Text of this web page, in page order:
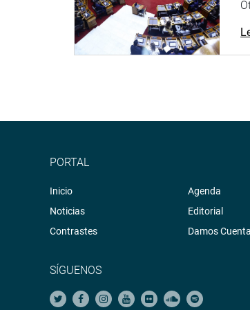
Modernización de la Gestión del
El miércoles 15, desde las 09.30 de
Comisión de Economía, Banca,
Exterior y Turismo; Vivienda y
Y, finalmente, el jueves 16, a partir
PRENSA CONGRESO
13-08-18
PORTAL
Inicio
Noticias
Contrastes
Agenda
Editorial
Damos Cuenta
SÍGUENOS